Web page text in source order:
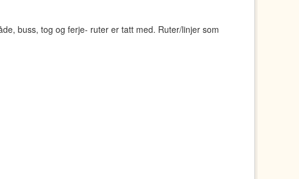
buss, tog og ferje- ruter er tatt med. Ruter/linjer som